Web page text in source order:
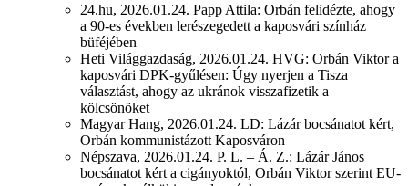
24.hu, 2026.01.24. Papp Attila: Orbán felidézte, ahogy
a 90-es években lerészegedett a kaposvári színház
büféjében
Heti Világgazdaság, 2026.01.24. HVG: Orbán Viktor a
kaposvári DPK-gyűlésen: Úgy nyerjen a Tisza
választást, ahogy az ukránok visszafizetik a
kölcsönöket
Magyar Hang, 2026.01.24. LD: Lázár bocsánatot kért,
Orbán kommunistázott Kaposváron
Népszava, 2026.01.24. P. L. – Á. Z.: Lázár János
bocsánatot kért a cigányoktól, Orbán Viktor szerint EU-